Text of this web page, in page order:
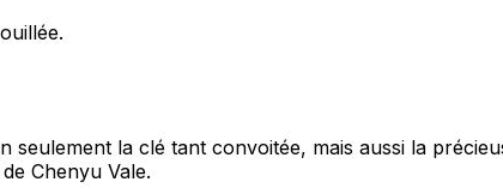
la clé tant convoitée, mais aussi la
Chenyu Vale.